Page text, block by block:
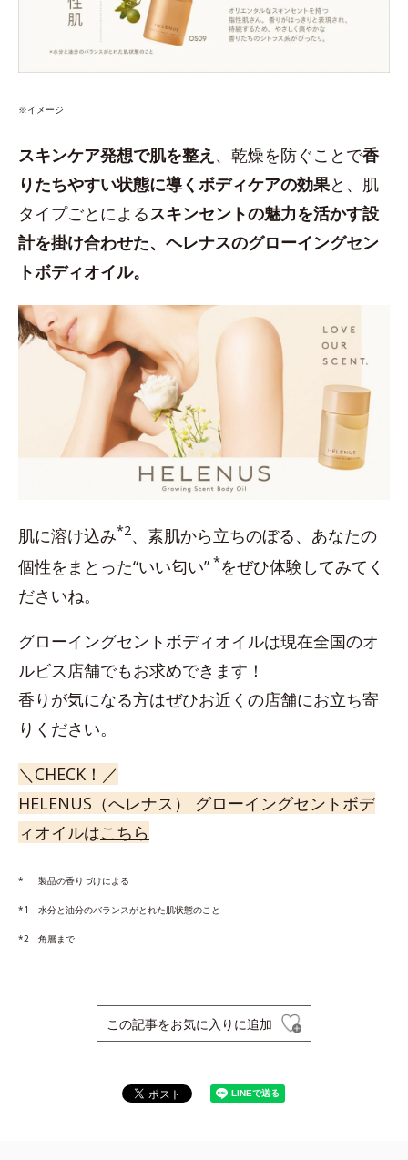
※イメージ
スキンケア発想で肌を整え 、乾燥を防ぐことで香
りたちやすい状態に導くボディケアの効果と、肌
タイプごとによるスキンセントの魅力を活かす設
計を掛け合わせた、ヘレナスのグローイングセン
トボディオイル。
肌に溶け込み*2、素肌から立ちのぼる、あなたの
個性をまとった“いい匂い” *をぜひ体験してみてく
ださいね。
グローイングセントボディオイルは現在全国のオ
ルビス店舗でもお求めできます！
香りが気になる方はぜひお近くの店舗にお立ち寄
りください。
＼CHECK！／
HELENUS（へレナス） グローイングセントボデ
ィオイルはこちら
* 製品の香りづけによる
*1 水分と油分のバランスがとれた肌状態のこと
*2 角層まで
この記事をお気に入りに追加